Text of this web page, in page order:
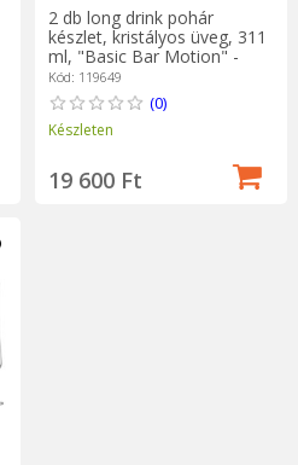
2 db long drink pohár
készlet, kristályos üveg, 311
ml, "Basic Bar Motion" -
Schott Zwiesel
Kód: 119649
(0)
Készleten
19 600 Ft